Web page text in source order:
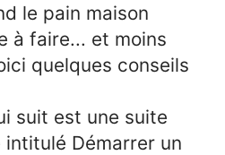
le pain maison
à faire... et moins
quelques conseils
suit est une suite
intitulé Démarrer un